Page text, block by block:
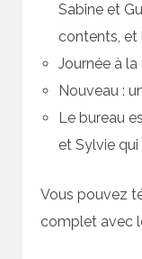
Sabine et
contents, et
Journée à
Nouveau :
Le bureau
et Sylvie qui
Vous pouvez
complet avec